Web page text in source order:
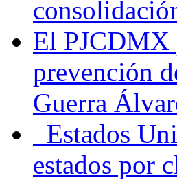
El PJCDMX
prevención
Guerra
Estados
estados por